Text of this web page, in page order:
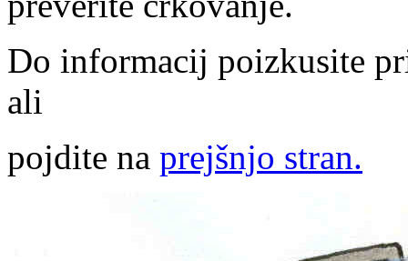
Do informacij poizkusite
ali
pojdite na prejšnjo stran.